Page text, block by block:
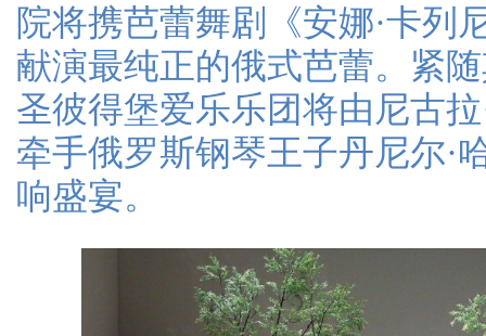
院将携芭蕾舞剧《安娜·卡列
献演最纯正的俄式芭蕾。紧
圣彼得堡爱乐乐团将由尼古
牵手俄罗斯钢琴王子丹尼尔·
响盛宴。